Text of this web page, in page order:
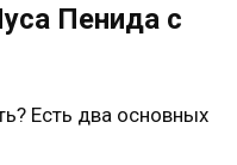
Пенида с
Есть два основных